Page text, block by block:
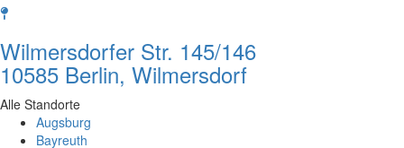
Wilmersdorfer Str. 145/146
10585 Berlin, Wilmersdorf
Alle Standorte
Augsburg
Bayreuth